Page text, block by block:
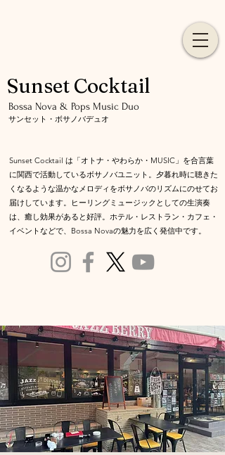
Sunset Cocktail
​Bossa Nova & Pops Music Duo
サンセット・ボサノバデュオ
Sunset Cocktail は「オトナ・やわらか・MUSIC」を合言葉
に関西で活動しているボサノバユニット。夕暮れ時に聴きた
くなるような温かなメロディをボサノバのリズムにのせてお
届けしています。ヒーリングミュージックとしての生演奏
は、癒し効果があると好評。ホテル・レストラン・カフェ・
イベントなどで、Bossa Novaの魅力を広く発信中です。